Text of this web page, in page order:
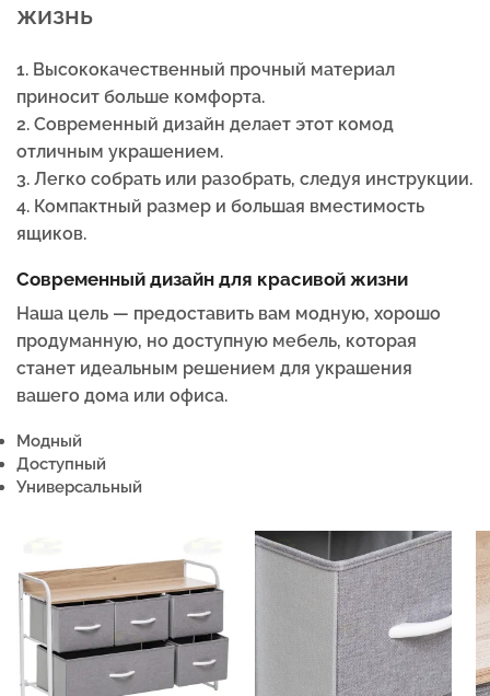
жизнь
1. Высококачественный прочный материал
приносит больше комфорта.
2. Современный дизайн делает этот комод
отличным украшением.
3. Легко собрать или разобрать, следуя инструкции.
4. Компактный размер и большая вместимость
ящиков.
Современный дизайн для красивой жизни
Наша цель — предоставить вам модную, хорошо
продуманную, но доступную мебель, которая
станет идеальным решением для украшения
вашего дома или офиса.
Модный
Доступный
Универсальный